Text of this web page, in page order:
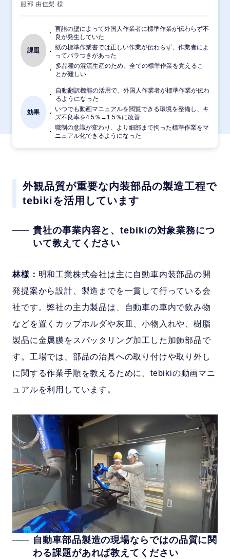
服部 由佳梨 様
課題
言語の壁によって外国人作業者に標準作業が伝わらず不
良が発生していた
紙の標準作業書では正しい作業が伝わらず、作業者によ
ってバラつきがあった
多品種の混流生産のため、全ての標準作業を覚えるこ
とが難しい
効果
自動翻訳機能の活用で、外国人作業者が標準作業が伝わ
るようになった
いつでも動画マニュアルを閲覧できる環境を整備し、キ
ズ不良率を4.5％→1.5％に改善
職制の意識が変わり、より細部まで拘った標準作業をマ
ニュアル化できるようになった
外観品質が重要な内装部品の製造工程で
tebikiを活用しています
貴社の事業内容と、tebikiの対象業務につ
いて教えてください
林様： 明和工業株式会社は主に自動車内装部品の開
発提案から設計、製造までを一貫して行っている会
社です。弊社の主力製品は、自動車の車内で飲み物
などを置くカップホルダや灰皿、小物入れや、樹脂
製品に金属膜をスパッタリング加工した加飾部品で
す。工場では、部品の治具への取り付けや取り外し
に関する作業手順を教えるために、tebikiの動画マニ
ュアルを利用しています。
自動車部品製造の現場ならではの品質に関
わる課題があれば教えてください